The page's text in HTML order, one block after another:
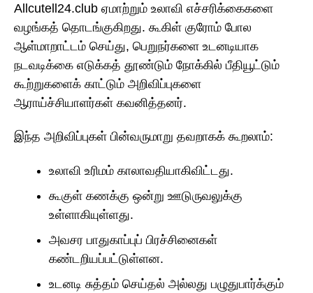
Allcutell24.club ஏமாற்றும் உலாவி எச்சரிக்கைகளை
வழங்கத் தொடங்குகிறது. கூகிள் குரோம் போல
ஆள்மாறாட்டம் செய்து, பெறுநர்களை உடனடியாக
நடவடிக்கை எடுக்கத் தூண்டும் நோக்கில் பீதியூட்டும்
கூற்றுகளைக் காட்டும் அறிவிப்புகளை
ஆராய்ச்சியாளர்கள் கவனித்தனர்.
இந்த அறிவிப்புகள் பின்வருமாறு தவறாகக் கூறலாம்:
உலாவி உரிமம் காலாவதியாகிவிட்டது.
கூகுள் கணக்கு ஒன்று ஊடுருவலுக்கு
உள்ளாகியுள்ளது.
அவசர பாதுகாப்புப் பிரச்சினைகள்
கண்டறியப்பட்டுள்ளன.
உடனடி சுத்தம் செய்தல் அல்லது பழுதுபார்க்கும்